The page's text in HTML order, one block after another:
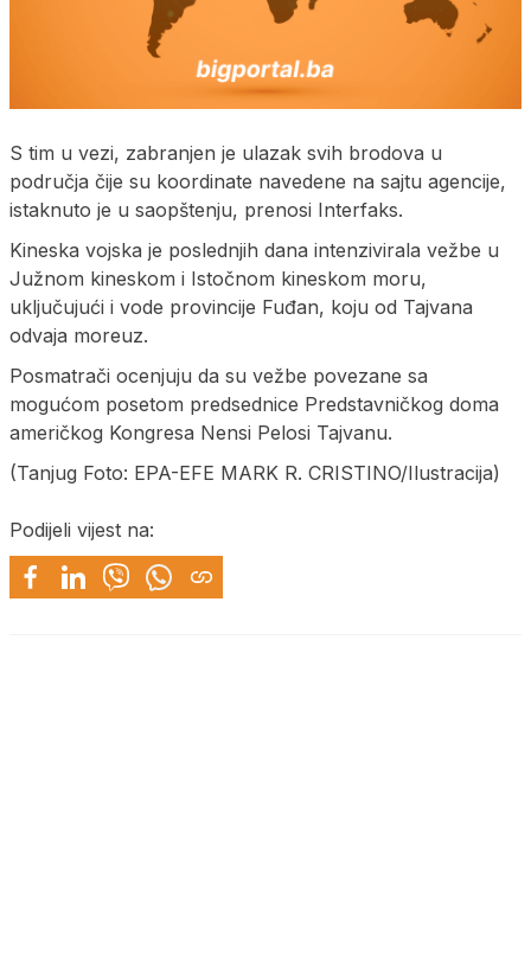
S tim u vezi, zabranjen je ulazak svih brodova u
područja čije su koordinate navedene na sajtu agencije,
istaknuto je u saopštenju, prenosi Interfaks.
Kineska vojska je poslednjih dana intenzivirala vežbe u
Južnom kineskom i Istočnom kineskom moru,
uključujući i vode provincije Fuđan, koju od Tajvana
odvaja moreuz.
Posmatrači ocenjuju da su vežbe povezane sa
mogućom posetom predsednice Predstavničkog doma
američkog Kongresa Nensi Pelosi Tajvanu.
(Tanjug Foto: EPA-EFE MARK R. CRISTINO/Ilustracija)
Podijeli vijest na: